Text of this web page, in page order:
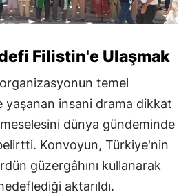
Filistin'e Ulaşmak
temel
yaşanan insani drama dikkat
dünya gündeminde
Konvoyun, Türkiye'nin
güzergâhını kullanarak
aktarıldı.